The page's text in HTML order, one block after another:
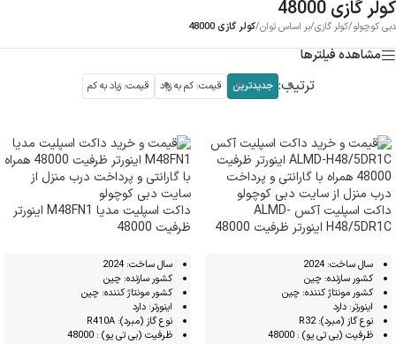
کولر گازی 48000
دبی کوچولو/کولر گازی/بر اساس توان/کولر گازی 48000
مشاهده فیلترها
ترتیب: جدیدترین قیمت: کم به زیاد قیمت: زیاد به کم
داکت اسپلیت آکس ALMD-
H48/5DR1C اینورتر ظرفیت 48000
سال ساخت: 2024
کشور سازنده: چین
کشور مونتاژ کننده: چین
اینورتر: دارد
نوع گاز (مبرد): R32
ظرفیت (بی تی یو) : 48000
داکت اسپلیت مدیا M48FN1 اینورتر
ظرفیت 48000
سال ساخت: 2024
کشور سازنده: چین
کشور مونتاژ کننده: چین
اینورتر: دارد
نوع گاز (مبرد): R410A
ظرفیت (بی تی یو) : 48000